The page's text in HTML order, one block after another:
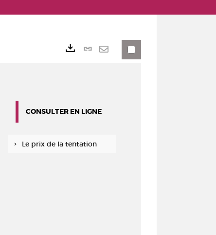
Lien
CONSULTER EN LIGNE
Le prix de la tentation